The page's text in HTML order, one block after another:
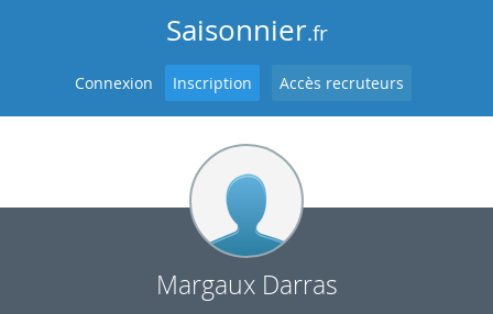
Saisonnier.fr
Connexion Inscription Accès recruteurs
Margaux Darras